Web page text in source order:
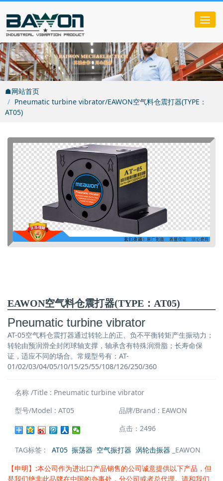
☗网站首页
Pneumatic turbine vibrator/EAWON空气料仓震打器(TYPE：
AT05)
EAWON空气料仓震打器(TYPE：AT05)
Pneumatic turbine vibrator
AT-05空气料仓震打器通过转轮上的正、负不平衡转矩产生振动力；
转轮由预润滑全封闭球轴支撑，轴承含有特殊润滑脂；长寿命保
证，适应不同的场合。常规型号有：AT-
01/02/03/04/05/10/15/25/55/108/126/250/360
名称 /Title : Pneumatic turbine vibrator
型号/Model : AT05
品牌/Brand : EAWON
点击：2496
TAG标签 : AT05 振荡器 空气振打器 涡轮击振器 _EAWON
【申明】:本公司作为进出口产品销售的公司诚意提供以下产品，但
是我们绝非此品牌在中国的办事处，分公司或者总代理。请和我们